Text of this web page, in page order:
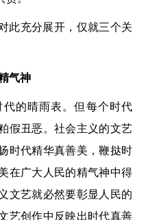
此充分展开，仅就三个关
气神
的晴雨表。但每个时代
假丑恶。社会主义的文艺
时代精华真善美，鞭挞时
在广大人民的精气神中得
文艺就必然要彰显人民的
艺创作中反映出时代真善